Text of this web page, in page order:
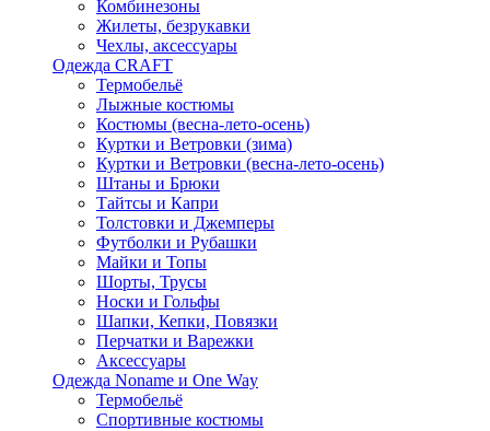
Комбинезоны
Жилеты, безрукавки
Чехлы, аксессуары
Одежда CRAFT
Термобельё
Лыжные костюмы
Костюмы (весна-лето-осень)
Куртки и Ветровки (зима)
Куртки и Ветровки (весна-лето-осень)
Штаны и Брюки
Тайтсы и Капри
Толстовки и Джемперы
Футболки и Рубашки
Майки и Топы
Шорты, Трусы
Носки и Гольфы
Шапки, Кепки, Повязки
Перчатки и Варежки
Аксессуары
Одежда Noname и One Way
Термобельё
Спортивные костюмы